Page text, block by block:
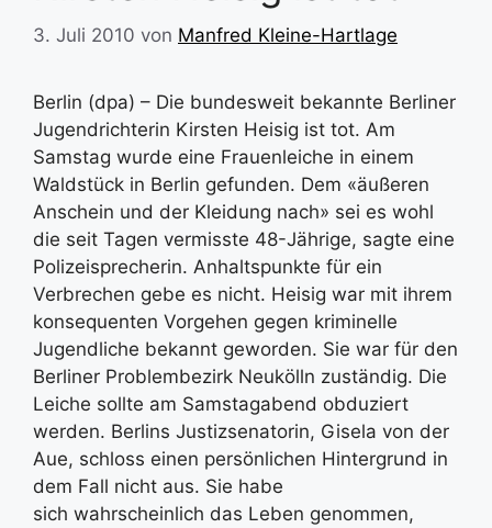
3. Juli 2010 von Manfred Kleine-Hartlage
Berlin (dpa) – Die bundesweit bekannte Berliner
Jugendrichterin Kirsten Heisig ist tot. Am
Samstag wurde eine Frauenleiche in einem
Waldstück in Berlin gefunden. Dem «äußeren
Anschein und der Kleidung nach» sei es wohl
die seit Tagen vermisste 48-Jährige, sagte eine
Polizeisprecherin. Anhaltspunkte für ein
Verbrechen gebe es nicht. Heisig war mit ihrem
konsequenten Vorgehen gegen kriminelle
Jugendliche bekannt geworden. Sie war für den
Berliner Problembezirk Neukölln zuständig. Die
Leiche sollte am Samstagabend obduziert
werden. Berlins Justizsenatorin, Gisela von der
Aue, schloss einen persönlichen Hintergrund in
dem Fall nicht aus. Sie habe
sich wahrscheinlich das Leben genommen,